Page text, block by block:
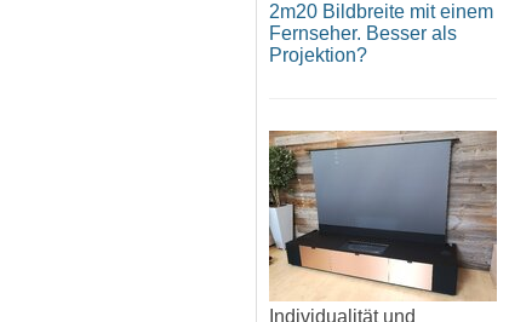
2m20 Bildbreite mit einem
Fernseher. Besser als
Projektion?
Individualität und